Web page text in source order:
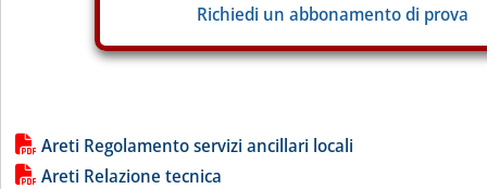
Richiedi un abbonamento di prova
Lista allegati PDF alla notizia
Areti Regolamento servizi ancillari locali
Areti Relazione tecnica